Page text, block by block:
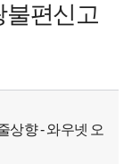
편신고
상향 - 와우넷 오